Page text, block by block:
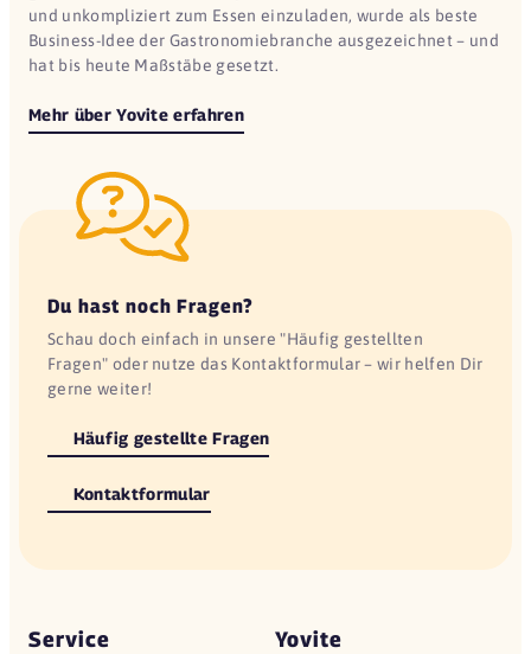
und unkompliziert zum Essen einzuladen, wurde als beste
Business-Idee der Gastronomiebranche ausgezeichnet – und
hat bis heute Maßstäbe gesetzt.
Mehr über Yovite erfahren
Du hast noch Fragen?
Schau doch einfach in unsere "Häufig gestellten
Fragen" oder nutze das Kontaktformular – wir helfen Dir
gerne weiter!
Häufig gestellte Fragen
Kontaktformular
Service Yovite